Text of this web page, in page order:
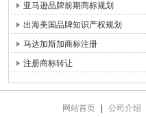
亚马逊品牌前期商标规划
出海美国品牌知识产权规划
马达加斯加商标注册
注册商标转让
网站首页
公司介绍